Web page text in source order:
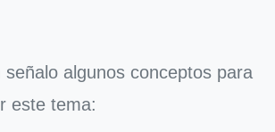
señalo algunos conceptos para
este tema: